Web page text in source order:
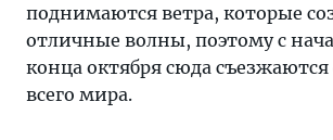
поднимаются ветра, которые
отличные волны, поэтому с
конца октября сюда съезжаются
всего мира.